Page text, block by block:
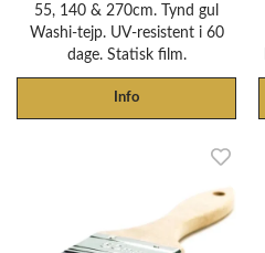
55, 140 & 270cm. Tynd gul
Washi-tejp. UV-resistent i 60
dage. Statisk film.
Info